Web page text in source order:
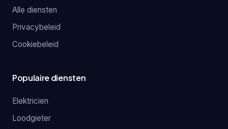
Alle diensten
Privacybeleid
Cookiebeleid
Populaire diensten
Elektricien
Loodgieter